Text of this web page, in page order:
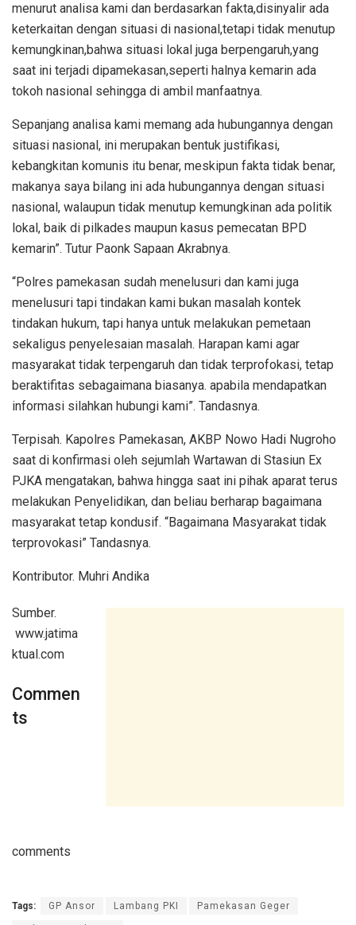
menurut analisa kami dan berdasarkan fakta,disinyalir ada
keterkaitan dengan situasi di nasional,tetapi tidak menutup
kemungkinan,bahwa situasi lokal juga berpengaruh,yang
saat ini terjadi dipamekasan,seperti halnya kemarin ada
tokoh nasional sehingga di ambil manfaatnya.
Sepanjang analisa kami memang ada hubungannya dengan
situasi nasional, ini merupakan bentuk justifikasi,
kebangkitan komunis itu benar, meskipun fakta tidak benar,
makanya saya bilang ini ada hubungannya dengan situasi
nasional, walaupun tidak menutup kemungkinan ada politik
lokal, baik di pilkades maupun kasus pemecatan BPD
kemarin”. Tutur Paonk Sapaan Akrabnya.
“Polres pamekasan sudah menelusuri dan kami juga
menelusuri tapi tindakan kami bukan masalah kontek
tindakan hukum, tapi hanya untuk melakukan pemetaan
sekaligus penyelesaian masalah. Harapan kami agar
masyarakat tidak terpengaruh dan tidak terprofokasi, tetap
beraktifitas sebagaimana biasanya. apabila mendapatkan
informasi silahkan hubungi kami”. Tandasnya.
Terpisah. Kapolres Pamekasan, AKBP Nowo Hadi Nugroho
saat di konfirmasi oleh sejumlah Wartawan di Stasiun Ex
PJKA mengatakan, bahwa hingga saat ini pihak aparat terus
melakukan Penyelidikan, dan beliau berharap bagaimana
masyarakat tetap kondusif. “Bagaimana Masyarakat tidak
terprovokasi” Tandasnya.
Kontributor. Muhri Andika
Sumber.
www.jatima
ktual.com
Commen
ts
comments
Tags: GP Ansor Lambang PKI Pamekasan Geger